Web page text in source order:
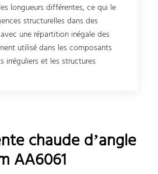
longueurs différentes, ce qui le
structurelles dans des
une répartition inégale des
utilisé dans les composants
irréguliers et les structures
chaude d’angle
AA6061